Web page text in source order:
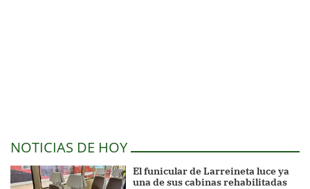
NOTICIAS DE HOY
El funicular de Larreineta luce ya
una de sus cabinas rehabilitadas